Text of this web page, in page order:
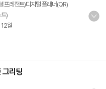
프레전트)디지털 플래너(QR)
)
월
리팅